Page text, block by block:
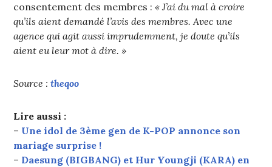
consentement des membres :« J’ai du mal à croire
qu’ils aient demandé l’avis des membres. Avec une
agence qui agit aussi imprudemment, je doute qu’ils
aient eu leur mot à dire. »
Source :theqoo
Lire aussi :
– Une idol de 3ème gen de K-POP annonce son
mariage surprise !
– Daesung (BIGBANG) et Hur Youngji (KARA) en